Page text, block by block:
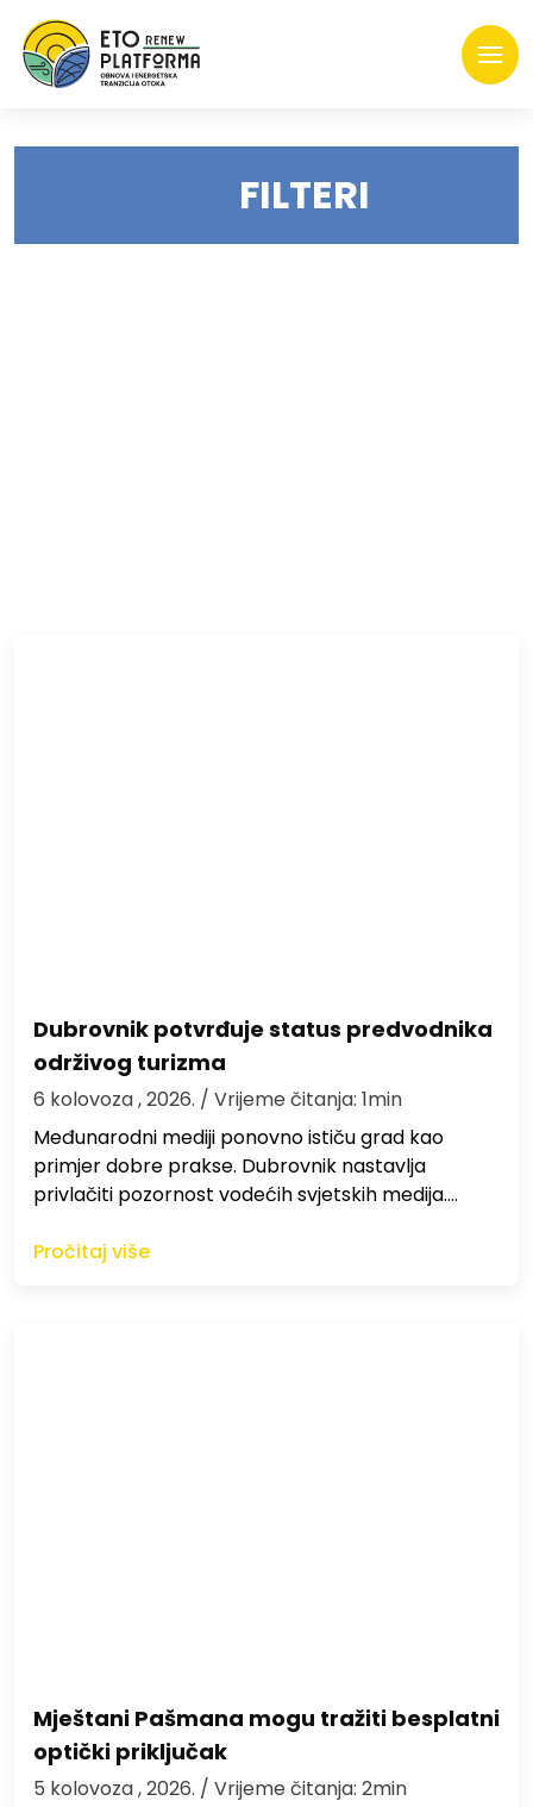
FILTERI
Dubrovnik potvrđuje status predvodnika
održivog turizma
6 kolovoza , 2026. / Vrijeme čitanja: 1min
Međunarodni mediji ponovno ističu grad kao
primjer dobre prakse. Dubrovnik nastavlja
privlačiti pozornost vodećih svjetskih medija.…
Pročitaj više
Mještani Pašmana mogu tražiti besplatni
optički priključak
5 kolovoza , 2026. / Vrijeme čitanja: 2min